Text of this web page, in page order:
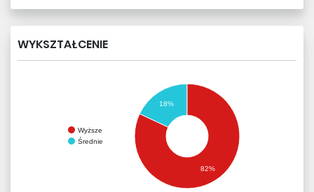
WYKSZTAŁCENIE
Wyższe
Średnie
18%
82%